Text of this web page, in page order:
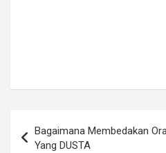
pos
Bagaimana Membedakan
Yang DUSTA